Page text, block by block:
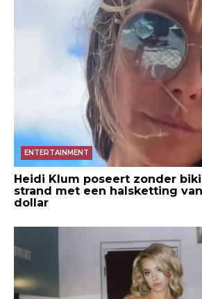
ENTERTAINMENT
Heidi Klum poseert zonder
strand met een halsketting
dollar